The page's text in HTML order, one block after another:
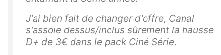
J'ai bien fait de changer d'offre, Canal
s'assoie dessus/inclus sûrement la hausse
D+ de 3€ dans le pack Ciné Série.